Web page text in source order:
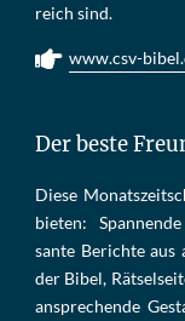
reich sind.
www.csv-
Der beste
Die­se
bie­ten:
san­te Be­rich­te aus
der Bi­bel,
an­sprech­ende